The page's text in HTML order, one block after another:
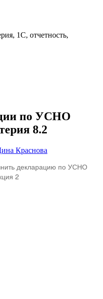
1С, отчетность,
по УСНО
8.2
Краснова
декларацию по УСНО
2